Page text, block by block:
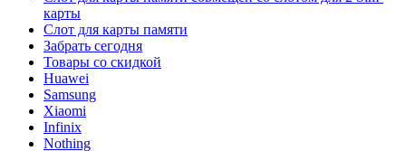
карты
Слот для карты памяти
Забрать сегодня
Товары со скидкой
Huawei
Samsung
Xiaomi
Infinix
Nothing